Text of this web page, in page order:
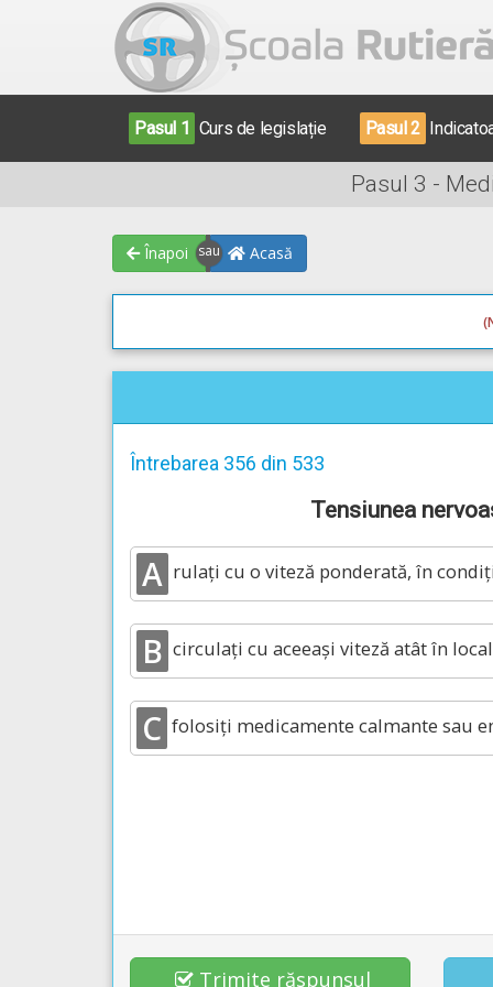
Pasul 1 Curs de legislație Pasul 2
Pasul 3 -
Înapoi Acasă
Întrebarea 356 din 533
Tensiunea
A rulați cu o viteză ponderată, în
B circulați cu aceeași viteză atât în
C folosiți medicamente calmante sau
Trimite răspunsul